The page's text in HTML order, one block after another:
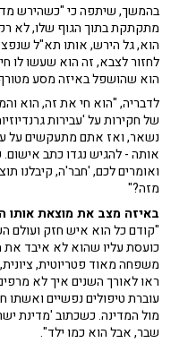
בהמשך, שיתפה כי "כשהירש
מתקתקת בתוך הגוף שלו, לא
הוא, גל הירש, אותו תא"ל
לחזור לצבא, זה הוא שעשו לו
הוא שהושפל באיזה מסע
של חקירות על 'עבירות
נשאר, ואז אתם מתעקשים על
אותה - להגיש נגדו כתב אישום.
ואומרים לכם, 'חבר'ה, קיבלנו
מזה?"
באיזה מצב את מוצאת אותו
"קודם כל הוא איש חזק ועולם
כועסת עליו שהוא לא איבד את
משפחה מאוד פטריוטית,
ראו לאורך השנים איך לא
עוברת טיפולים נפשיים ואשתו
מול המדינה. כשכתוב 'מדינת
שבר, אבל הוא כמו ילד".